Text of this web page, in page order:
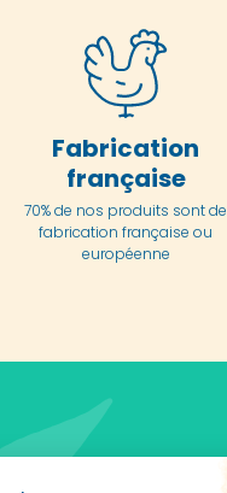
Fabrication
française
70% de nos produits sont de
fabrication française ou
européenne